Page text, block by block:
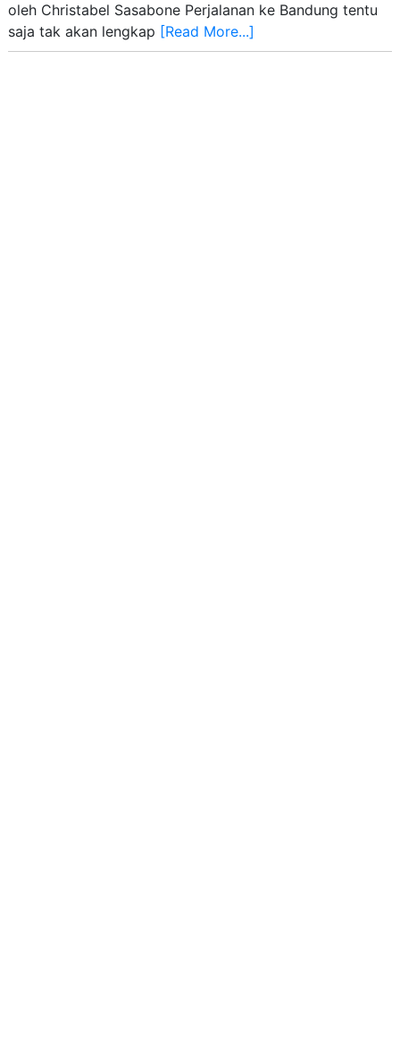
oleh Christabel Sasabone Perjalanan ke Bandung tentu
saja tak akan lengkap [Read More...]